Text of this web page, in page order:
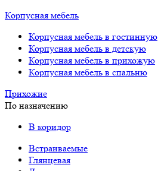
Корпусная мебель
Корпусная мебель в гостинную
Корпусная мебель в детскую
Корпусная мебель в прихожую
Корпусная мебель в спальню
Прихожие
По назначению
В коридор
Встраиваемые
Глянцевая